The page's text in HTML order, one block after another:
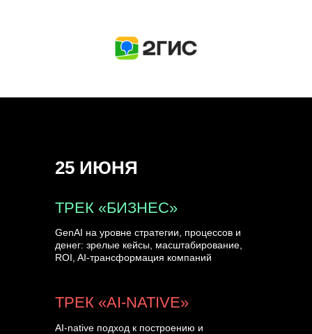
ТРЕК «БИЗНЕС»
GenAI на уровне стратегии, процессов и
денег: зрелые кейсы, масштабирование,
ROI, AI-трансформация компаний
AI-native подход к построению и
ТРЕК «AI-NATIVE»
25 ИЮНЯ